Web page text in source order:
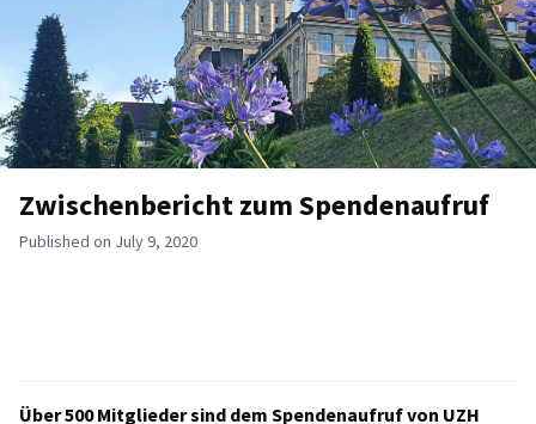
Zwischenbericht zum Spendenaufruf
Published on July 9, 2020
Über 500 Mitglieder sind dem Spendenaufruf von UZH